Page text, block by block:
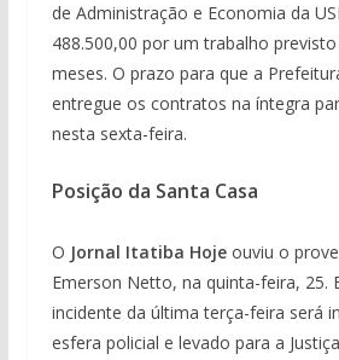
de Administração e Economia da
488.500,00 por um trabalho
meses. O prazo para que a
entregue os contratos na íntegra
nesta sexta-feira.
Posição da Santa Casa
O Jornal Itatiba Hojeouviu o
Emerson Netto, na quinta-feira, 25.
incidente da última terça-feira será
esfera policial e levado para a